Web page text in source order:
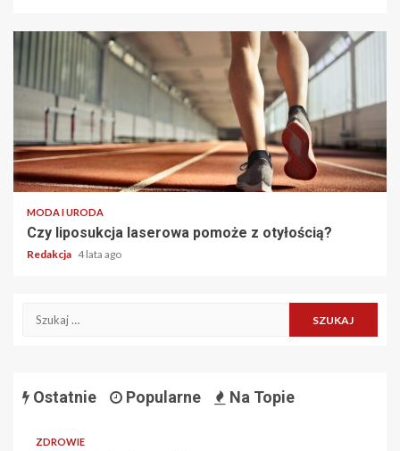
2 min read
MODA I URODA
Czy liposukcja laserowa pomoże z otyłością?
Redakcja 4 lata ago
Szukaj:
Ostatnie Popularne Na Topie
ZDROWIE